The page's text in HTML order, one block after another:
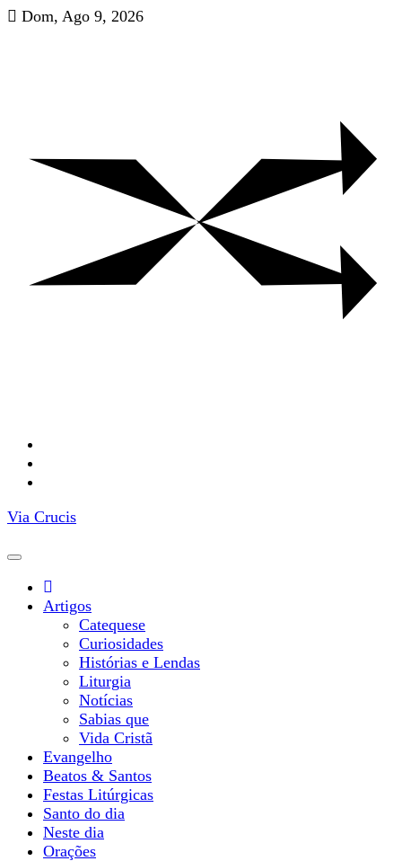
SkipDom, Ago 9, 2026
Via Crucis
Artigos
Catequese
Curiosidades
Histórias e Lendas
Liturgia
Notícias
Sabias que
Vida Cristã
Evangelho
Beatos & Santos
Festas Litúrgicas
Santo do dia
Neste dia
Orações